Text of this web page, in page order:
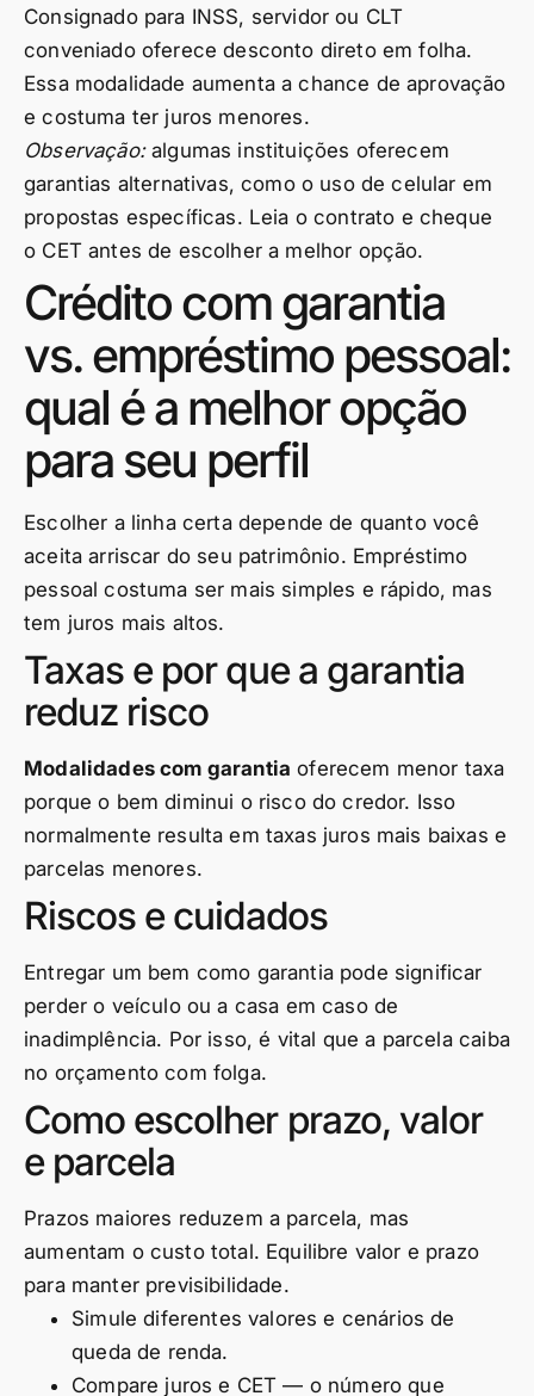
Consignado para INSS, servidor ou CLT
conveniado oferece desconto direto em folha.
Essa modalidade aumenta a chance de aprovação
e costuma ter juros menores.
Observação:algumas instituições oferecem
garantias alternativas, como o uso de celular em
propostas específicas. Leia o contrato e cheque
o CET antes de escolher a melhor opção.
Crédito com garantia
vs. empréstimo pessoal:
qual é a melhor opção
para seu perfil
Escolher a linha certa depende de quanto você
aceita arriscar do seu patrimônio. Empréstimo
pessoal costuma ser mais simples e rápido, mas
tem juros mais altos.
Taxas e por que a garantia
reduz risco
Modalidades com garantia oferecem menor taxa
porque o bem diminui o risco do credor. Isso
normalmente resulta em taxas juros mais baixas e
parcelas menores.
Riscos e cuidados
Entregar um bem como garantia pode significar
perder o veículo ou a casa em caso de
inadimplência. Por isso, é vital que a parcela caiba
no orçamento com folga.
Como escolher prazo, valor
e parcela
Prazos maiores reduzem a parcela, mas
aumentam o custo total. Equilibre valor e prazo
para manter previsibilidade.
Simule diferentes valores e cenários de
queda de renda.
Compare juros e CET — o número que